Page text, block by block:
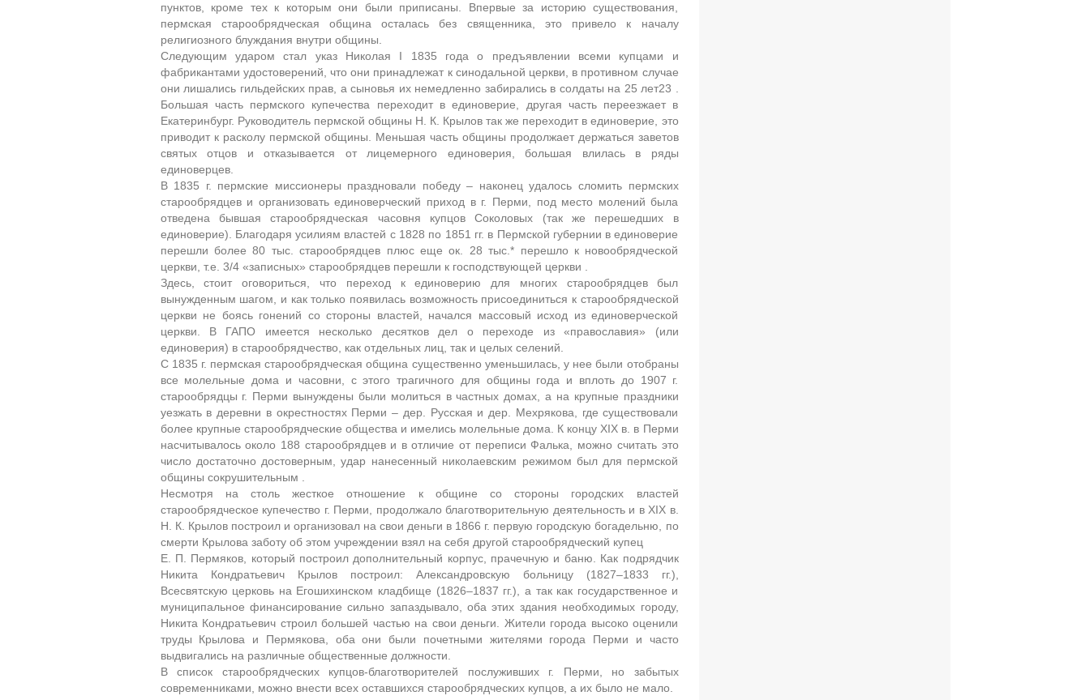
пунктов, кроме тех к которым они были приписаны. Впервые за историю существования,
пермская старообрядческая община осталась без священника, это привело к началу
религиозного блуждания внутри общины.
Следующим ударом стал указ Николая I 1835 года о предъявлении всеми купцами и
фабрикантами удостоверений, что они принадлежат к синодальной церкви, в противном случае
они лишались гильдейских прав, а сыновья их немедленно забирались в солдаты на 25 лет23 .
Большая часть пермского купечества переходит в единоверие, другая часть переезжает в
Екатеринбург. Руководитель пермской общины Н. К. Крылов так же переходит в единоверие, это
приводит к расколу пермской общины. Меньшая часть общины продолжает держаться заветов
святых отцов и отказывается от лицемерного единоверия, большая влилась в ряды
единоверцев.
В 1835 г. пермские миссионеры праздновали победу – наконец удалось сломить пермских
старообрядцев и организовать единоверческий приход в г. Перми, под место молений была
отведена бывшая старообрядческая часовня купцов Соколовых (так же перешедших в
единоверие). Благодаря усилиям властей с 1828 по 1851 гг. в Пермской губернии в единоверие
перешли более 80 тыс. старообрядцев плюс еще ок. 28 тыс.* перешло к новообрядческой
церкви, т.е. 3/4 «записных» старообрядцев перешли к господствующей церкви .
Здесь, стоит оговориться, что переход к единоверию для многих старообрядцев был
вынужденным шагом, и как только появилась возможность присоединиться к старообрядческой
церкви не боясь гонений со стороны властей, начался массовый исход из единоверческой
церкви. В ГАПО имеется несколько десятков дел о переходе из «православия» (или
единоверия) в старообрядчество, как отдельных лиц, так и целых селений.
С 1835 г. пермская старообрядческая община существенно уменьшилась, у нее были отобраны
все молельные дома и часовни, с этого трагичного для общины года и вплоть до 1907 г.
старообрядцы г. Перми вынуждены были молиться в частных домах, а на крупные праздники
уезжать в деревни в окрестностях Перми – дер. Русская и дер. Мехрякова, где существовали
более крупные старообрядческие общества и имелись молельные дома. К концу XIX в. в Перми
насчитывалось около 188 старообрядцев и в отличие от переписи Фалька, можно считать это
число достаточно достоверным, удар нанесенный николаевским режимом был для пермской
общины сокрушительным .
Несмотря на столь жесткое отношение к общине со стороны городских властей
старообрядческое купечество г. Перми, продолжало благотворительную деятельность и в XIX в.
Н. К. Крылов построил и организовал на свои деньги в 1866 г. первую городскую богадельню, по
смерти Крылова заботу об этом учреждении взял на себя другой старообрядческий купец
Е. П. Пермяков, который построил дополнительный корпус, прачечную и баню. Как подрядчик
Никита Кондратьевич Крылов построил: Александровскую больницу (1827–1833 гг.),
Всесвятскую церковь на Егошихинском кладбище (1826–1837 гг.), а так как государственное и
муниципальное финансирование сильно запаздывало, оба этих здания необходимых городу,
Никита Кондратьевич строил большей частью на свои деньги. Жители города высоко оценили
труды Крылова и Пермякова, оба они были почетными жителями города Перми и часто
выдвигались на различные общественные должности.
В список старообрядческих купцов-благотворителей послуживших г. Перми, но забытых
современниками, можно внести всех оставшихся старообрядческих купцов, а их было не мало.